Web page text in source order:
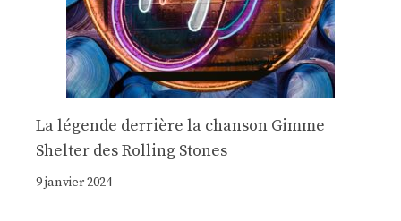
La légende derrière la chanson Gimme
Shelter des Rolling Stones
9 janvier 2024